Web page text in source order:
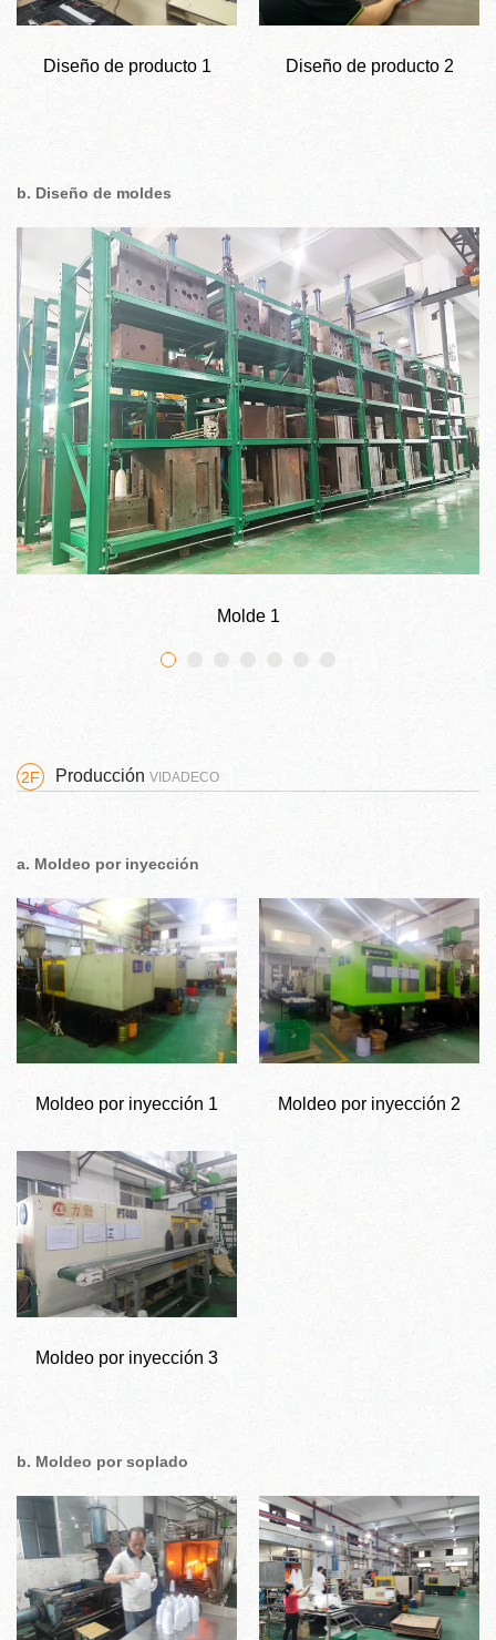
Diseño de producto 1 Diseño de producto 2
b. Diseño de moldes
Molde 1
2F Producción VIDADECO
a. Moldeo por inyección
Moldeo por inyección 1 Moldeo por inyección 2
Moldeo por inyección 3
b. Moldeo por soplado